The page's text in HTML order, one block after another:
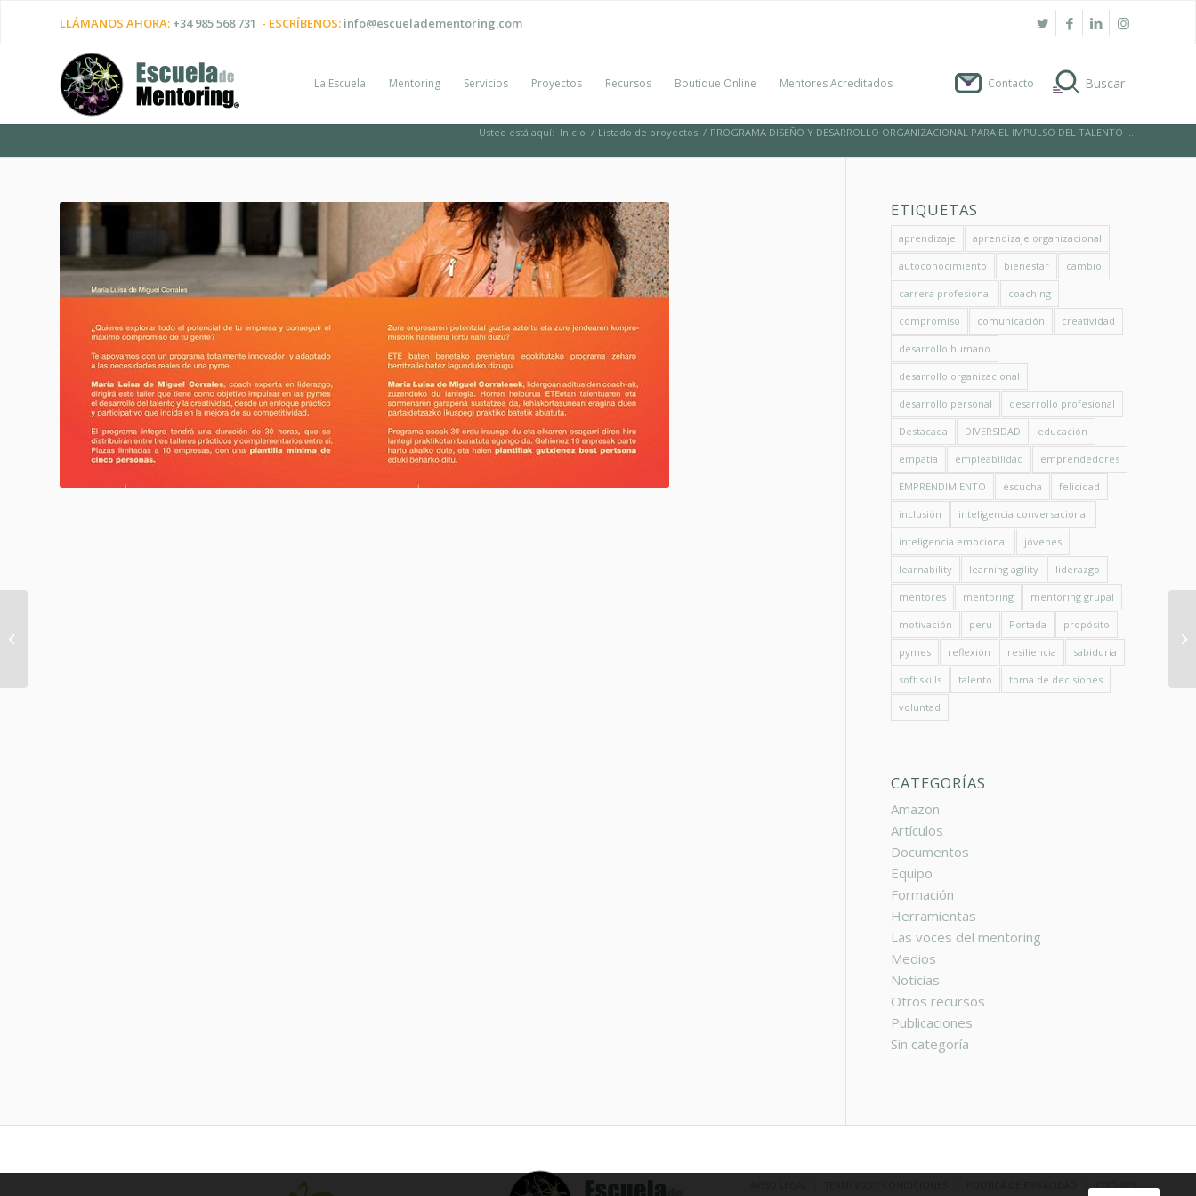
LLÁMANOS AHORA: +34 985 568 731 - ESCRÍBENOS: info@escueladementoring.com
La Escuela Mentoring Servicios Proyectos Recursos Boutique Online Mentores Acreditados Contacto
Usted está aquí: Inicio / Listado de proyectos / PROGRAMA DISEÑO Y DESARROLLO ORGANIZACIONAL PARA EL IMPULSO DEL TALENTO ...
ETIQUETAS
aprendizaje aprendizaje organizacional
autoconocimiento bienestar cambio
carrera profesional coaching
compromiso comunicación creatividad
desarrollo humano
desarrollo organizacional
desarrollo personal desarrollo profesional
Destacada DIVERSIDAD educación
empatia empleabilidad emprendedores
EMPRENDIMIENTO escucha felicidad
inclusión inteligencia conversacional
inteligencia emocional jóvenes
learnability learning agility liderazgo
mentores mentoring mentoring grupal
motivación peru Portada propósito
pymes reflexión resiliencia sabiduria
soft skills talento toma de decisiones
voluntad
CATEGORÍAS
Amazon
Artículos
Documentos
Equipo
Formación
Herramientas
Las voces del mentoring
Medios
Noticias
Otros recursos
Publicaciones
Sin categoría
COOKIES